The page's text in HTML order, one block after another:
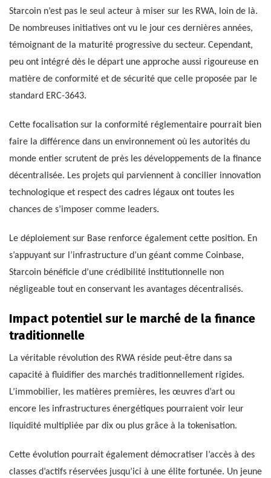
Starcoin n’est pas le seul acteur à miser sur les RWA, loin de là.
De nombreuses initiatives ont vu le jour ces dernières années,
témoignant de la maturité progressive du secteur. Cependant,
peu ont intégré dès le départ une approche aussi rigoureuse en
matière de conformité et de sécurité que celle proposée par le
standard ERC-3643.
Cette focalisation sur la conformité réglementaire pourrait bien
faire la différence dans un environnement où les autorités du
monde entier scrutent de près les développements de la finance
décentralisée. Les projets qui parviennent à concilier innovation
technologique et respect des cadres légaux ont toutes les
chances de s’imposer comme leaders.
Le déploiement sur Base renforce également cette position. En
s’appuyant sur l’infrastructure d’un géant comme Coinbase,
Starcoin bénéficie d’une crédibilité institutionnelle non
négligeable tout en conservant les avantages décentralisés.
Impact potentiel sur le marché de la finance
traditionnelle
La véritable révolution des RWA réside peut-être dans sa
capacité à fluidifier des marchés traditionnellement rigides.
L’immobilier, les matières premières, les œuvres d’art ou
encore les infrastructures énergétiques pourraient voir leur
liquidité multipliée par dix ou plus grâce à la tokenisation.
Cette évolution pourrait également démocratiser l’accès à des
classes d’actifs réservées jusqu’ici à une élite fortunée. Un jeune